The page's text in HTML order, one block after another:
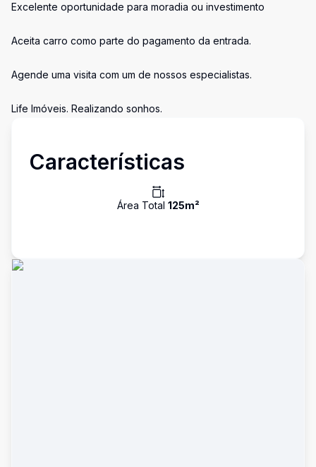
Excelente oportunidade para moradia ou investimento
Aceita carro como parte do pagamento da entrada.
Agende uma visita com um de nossos especialistas.
Life Imóveis. Realizando sonhos.
Características
Área Total 125m²